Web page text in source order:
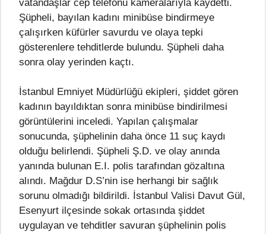
vatandaşlar cep telefonu kameralarıyla kaydetti.
Şüpheli, bayılan kadını minibüse bindirmeye
çalışırken küfürler savurdu ve olaya tepki
gösterenlere tehditlerde bulundu. Şüpheli daha
sonra olay yerinden kaçtı.
İstanbul Emniyet Müdürlüğü ekipleri, şiddet gören
kadının bayıldıktan sonra minibüse bindirilmesi
görüntülerini inceledi. Yapılan çalışmalar
sonucunda, şüphelinin daha önce 11 suç kaydı
olduğu belirlendi. Şüpheli Ş.D. ve olay anında
yanında bulunan E.I. polis tarafından gözaltına
alındı. Mağdur D.S’nin ise herhangi bir sağlık
sorunu olmadığı bildirildi. İstanbul Valisi Davut Gül,
Esenyurt ilçesinde sokak ortasında şiddet
uygulayan ve tehditler savuran şüphelinin polis